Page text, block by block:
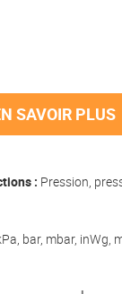
SAVOIR PLUS
: Pression,
bar, mbar, inWg,